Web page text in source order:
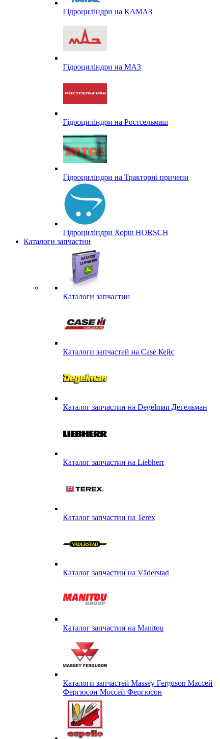
Гідроциліндри на КАМАЗ
Гідроциліндри на МАЗ
Гідроциліндри на Ростсельмаш
Гідроциліндри на Тракторні причепи
Гідроциліндри Хорш HORSCH
Каталоги запчастин
Каталоги запчастин
Каталоги запчастей на Case Кейс
Каталог запчастин на Degelman Дегельман
Каталог запчастин на Liebherr
Каталог запчастин на Terex
Каталог запчастин на Väderstad
Каталог запчастин на Маnitou
Каталоги запчастей Massey Ferguson Массей
Фергюсон Моссей Фергюсон